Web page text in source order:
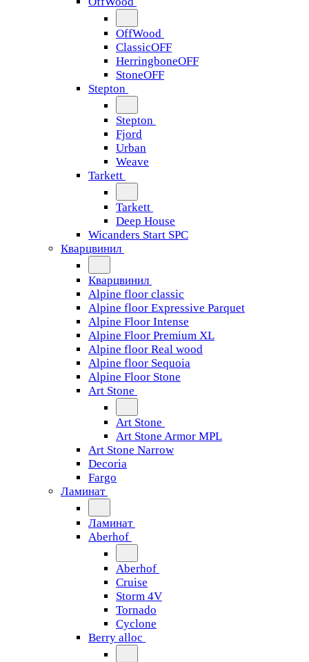
OffWood
ClassicOFF
HerringboneOFF
StoneOFF
Stepton
Stepton
Fjord
Urban
Weave
Tarkett
Tarkett
Deep House
Wicanders Start SPC
Кварцвинил
Кварцвинил
Alpine floor classic
Alpine floor Expressive Parquet
Alpine Floor Intense
Alpine Floor Premium XL
Alpine floor Real wood
Alpine floor Sequoia
Alpine Floor Stone
Art Stone
Art Stone
Art Stone Armor MPL
Art Stone Narrow
Decoria
Fargo
Ламинат
Ламинат
Aberhof
Aberhof
Cruise
Storm 4V
Tornado
Сyclone
Berry alloc